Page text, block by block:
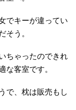
でキーが違ってい
そう。
ちゃったのできれ
な客室です。
で、枕は販売もし